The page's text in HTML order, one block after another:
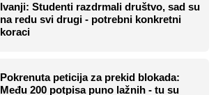
Ivanji: Studenti razdrmali društvo, sad su
na redu svi drugi - potrebni konkretni
koraci
Pokrenuta peticija za prekid blokada:
Među 200 potpisa puno lažnih - tu su